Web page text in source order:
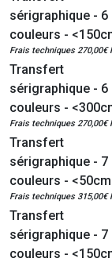
sérigraphique - 6
couleurs -
Frais techniques 270,00€
Transfert
sérigraphique - 6
couleurs -
Frais techniques 270,00€
Transfert
sérigraphique - 7
couleurs -
Frais techniques 315,00€
Transfert
sérigraphique - 7
couleurs -